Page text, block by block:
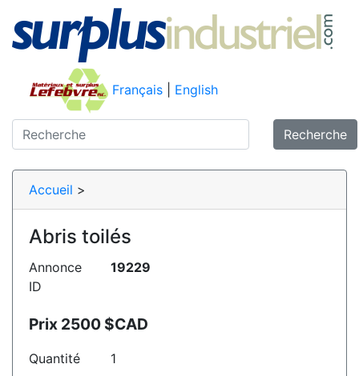
Français English
Recherche
Accueil >
Abris toilés
Annonce
ID
19229
Prix 2500 $CAD
Quantité 1